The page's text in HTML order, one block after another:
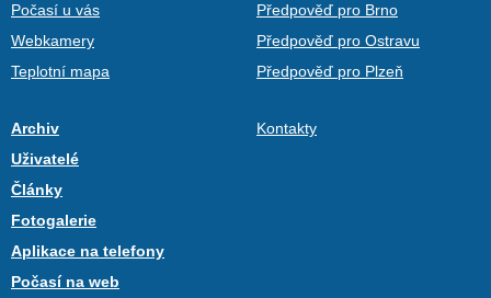
Počasí u vás
Webkamery
Teplotní mapa
Předpověď pro Brno
Předpověď pro Ostravu
Předpověď pro Plzeň
Archiv
Uživatelé
Články
Fotogalerie
Aplikace na telefony
Počasí na web
Kontakty